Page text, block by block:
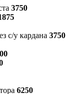
3750
с/у кардана 3750
6250